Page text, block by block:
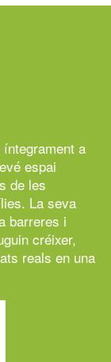
a
espai
de les
La seva
barreres i
créixer,
reals en una